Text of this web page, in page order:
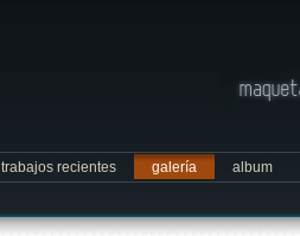
trabajos recientes galería album